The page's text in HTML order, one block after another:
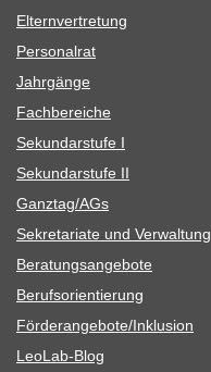
Eltern­ver­tre­tung
Per­so­nal­rat
Jahr­gänge
Fach­be­rei­che
Sekun­dar­stufe I
Sekun­dar­stufe II
Ganztag/​​AGs
Sekre­ta­riate und Verwaltung
Bera­tungs­an­ge­bote
Berufs­ori­en­tie­rung
Förderangebote/​​Inklusion
Leo­Lab-Blog